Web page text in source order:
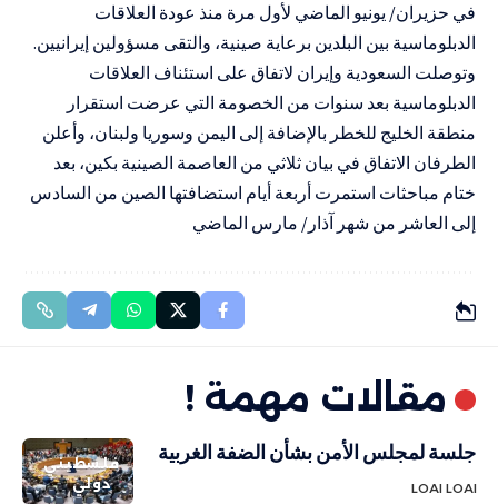
في حزيران/ يونيو الماضي لأول مرة منذ عودة العلاقات
الدبلوماسية بين البلدين برعاية صينية، والتقى مسؤولين إيرانيين.
وتوصلت السعودية وإيران لاتفاق على استئناف العلاقات
الدبلوماسية بعد سنوات من الخصومة التي عرضت استقرار
منطقة الخليج للخطر بالإضافة إلى اليمن وسوريا ولبنان، وأعلن
الطرفان الاتفاق في بيان ثلاثي من العاصمة الصينية بكين، بعد
ختام مباحثات استمرت أربعة أيام استضافتها الصين من السادس
إلى العاشر من شهر آذار/ مارس الماضي
مقالات مهمة !
فلسطيني
دولي
جلسة لمجلس الأمن بشأن الضفة الغربية
LOAI LOAI